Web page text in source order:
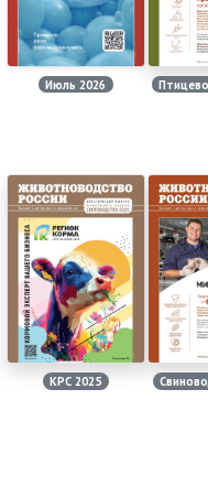
Июль 2026
КРС 2025